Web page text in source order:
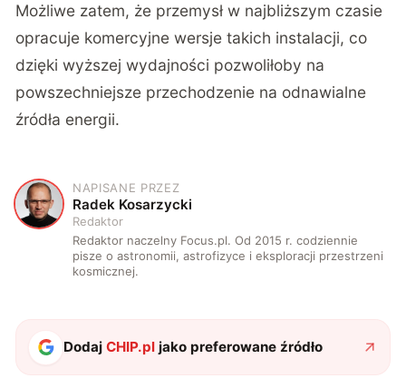
Możliwe zatem, że przemysł w najbliższym czasie
opracuje komercyjne wersje takich instalacji, co
dzięki wyższej wydajności pozwoliłoby na
powszechniejsze przechodzenie na odnawialne
źródła energii.
R
NAPISANE PRZEZ
Radek Kosarzycki
Redaktor
Redaktor naczelny Focus.pl. Od 2015 r. codziennie
pisze o astronomii, astrofizyce i eksploracji przestrzeni
kosmicznej.
DodajCHIP.pl jako preferowane źródło